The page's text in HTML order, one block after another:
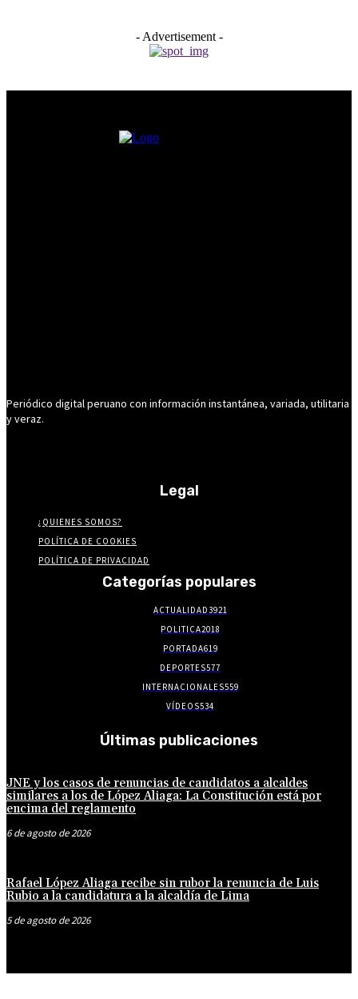
- Advertisement -
Periódico digital peruano con información instantánea, variada, utilitaria
y veraz.
Legal
¿QUIENES SOMOS?
POLÍTICA DE COOKIES
POLÍTICA DE PRIVACIDAD
Categorías populares
ACTUALIDAD3921
POLITICA2018
PORTADA619
DEPORTES577
INTERNACIONALES559
VÍDEOS534
Últimas publicaciones
JNE y los casos de renuncias de candidatos a alcaldes
similares a los de López Aliaga: La Constitución está por
encima del reglamento
6 de agosto de 2026
Rafael López Aliaga recibe sin rubor la renuncia de Luis
Rubio a la candidatura a la alcaldía de Lima
5 de agosto de 2026